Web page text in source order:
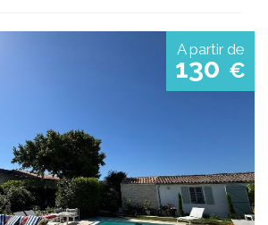
A partir de
130 €